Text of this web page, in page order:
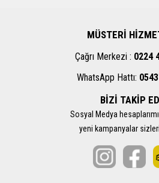
MÜSTERİ
Çağrı Merkezi : 0224
WhatsApp Hattı:
BİZİ TAKİP
Sosyal Medya
yeni kampanyalar